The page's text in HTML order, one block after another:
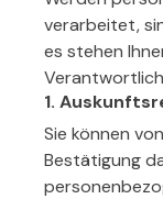
verarbeitet,
es stehen
1.
Sie können
Bestätigung